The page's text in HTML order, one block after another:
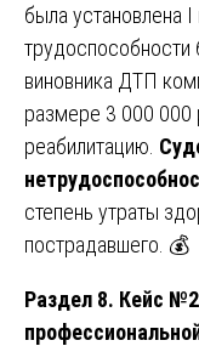
была установлена I
виновника ДТП
размере 3 000 000
реабилитацию.
степень утраты
пострадавшего. 💰
Раздел 8. Кейс